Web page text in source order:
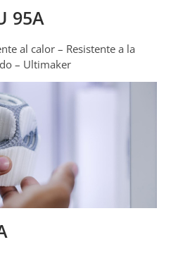
95A
al calor – Resistente a la
– Ultimaker